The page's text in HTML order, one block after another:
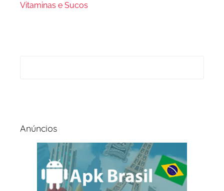
Vitaminas e Sucos
Anúncios